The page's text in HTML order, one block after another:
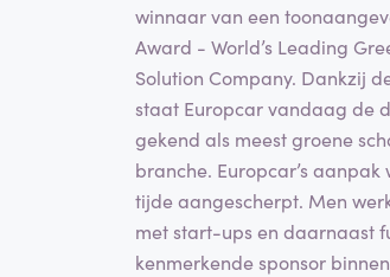
winnaar van een
Award - World’s Leading
Solution Company. Dankzij
staat Europcar vandaag de
gekend als meest groene
branche. Europcar’s
tijde aangescherpt. Men
met start-ups en daarnaast
kenmerkende sponsor